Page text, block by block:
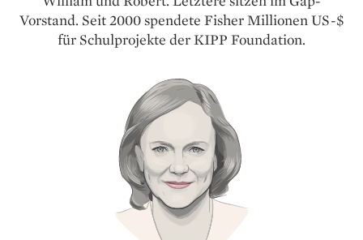
Vorstand. Seit 2000 spendete Fisher Millionen US-$
für Schulprojekte der KIPP Foundation.